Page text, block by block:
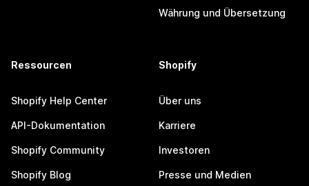
Währung und Übersetzung
Ressourcen
Shopify Help Center
API-Dokumentation
Shopify Community
Shopify Blog
Shopify
Über uns
Karriere
Investoren
Presse und Medien